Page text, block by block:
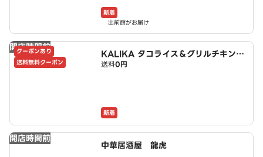
新着
出前館がお届け
開店時間前
クーポンあり
送料無料クーポン
KALIKA タコライス＆グリルチキンブ
ラウンライス
送料0円
新着
開店時間前
中華居酒屋 龍虎